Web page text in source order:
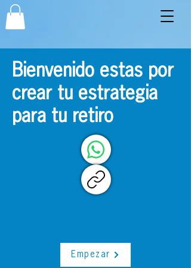
Bienvenido estas por
crear tu estrategia
para tu retiro
Empezar